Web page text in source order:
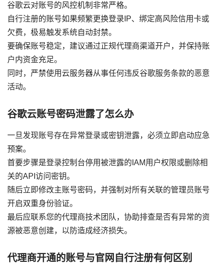
谷歌云对账号的风控机制非常严格。
自行注册的账号如果频繁更换登录IP、绑定高风险信用卡或
欠费，极易触发系统自动封禁。
要确保账号稳定，建议通过正规代理商渠道开户，并保持账
户内资金充足。
同时，严禁使用云服务器从事任何违反谷歌服务条款的恶意
活动。
谷歌云账号密码泄露了怎么办
一旦发现账号存在异常登录或密钥泄露，必须立即启动应急
预案。
首要步骤是登录控制台停用被泄露的IAM用户权限或删除相
关的API访问密钥。
随后立即修改主账号密码，并强制对所有关联的管理员账号
开启双重身份验证。
最后应联系您的代理商技术团队，协助排查是否有异常的资
源被恶意创建，以防造成经济损失。
代理商开通的账号与官网自行注册有何区别